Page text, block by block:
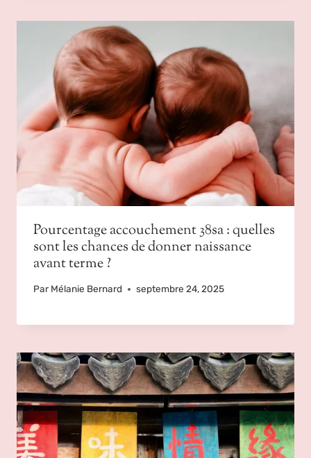
Pourcentage accouchement 38sa : quelles
sont les chances de donner naissance
avant terme ?
Par Mélanie Bernard septembre 24, 2025